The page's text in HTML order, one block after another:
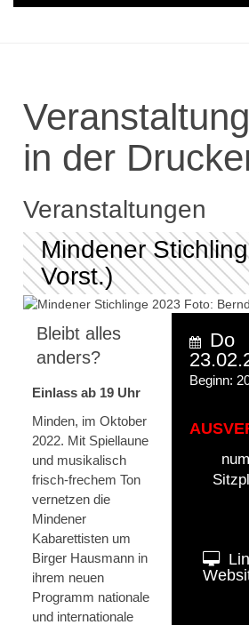
in der
Veranstaltungen
Mindener
Vorst.)
Bleibt alles
anders?
Einlass ab 19 Uhr
Minden, im Oktober
2022. Mit Spiellaune
und musikalisch
frisch-frechem Ton
vernetzen die
Mindener
Kabarettisten um
Birger Hausmann in
ihrem neuen
Programm nationale
und internationale
Do
Beginn: